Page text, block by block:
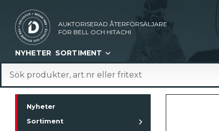
AUKTORISERAD ÅTERFÖRSÄLJARE
FÖR BELL OCH HITACHI
NYHETER SORTIMENT
Nyheter
Sortiment